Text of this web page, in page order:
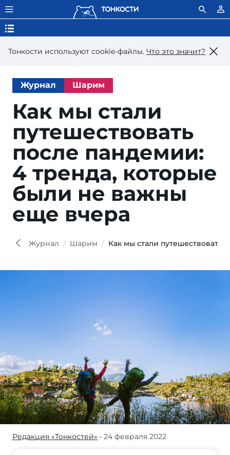
Тонкости используют сookie-файлы. Что это значит?
Журнал Шарим
Как мы стали
путешествовать
после пандемии:
4 тренда, которые
были не важны
еще вчера
Журнал Шарим Как мы стали
Современные
Редакция «Тонкостей» • 24 февраля 2022